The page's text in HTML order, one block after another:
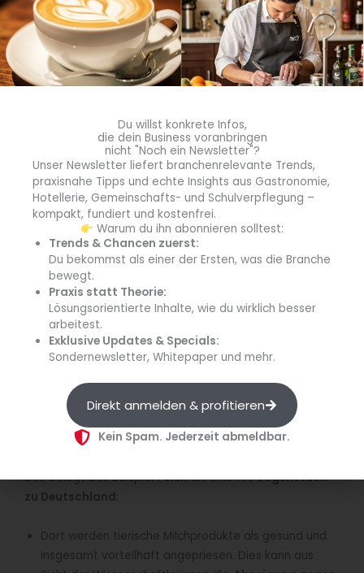
Pflanzliche Alternativen zu Molkerei-Produkten müssen
das Original nicht kopieren – sie sollten aber neben
gutem Geschmack auch angenehmes Mundgefühl und
eine variationsreiche Produktpalette besitzen, so ein
Ergebnis einer aktuellen Akzeptanz-Studie der
Universität Hohenheim. (Quelle: Universität
Hohenheim/Max Kovalenko)
Ernährungsgewohnheiten in der Kultur der verschiedenen
Das belegt das BeispielPolenals eine ArtGegenstück
zu Deutschland
Dort werden tierische Milchprodukte als gesund und
insgesamt vorteilhaft angepriesen. Dies kann aus
Du willst konkrete Infos,
die dein Business voranbringen
nicht "Noch ein Newsletter"?
Unser Newsletter liefert branchenrelevante Trends,
praxisnahe Tipps und echte Insights aus Gastronomie,
Hotellerie, Gemeinschafts- und Schulverpflegung –
kompakt, fundiert und kostenfrei.
Warum du ihn abonnieren solltest:
Trends & Chancen zuerst:
Du bekommst als einer der Ersten, was die Branche
bewegt.
Praxis statt Theorie:
Lösungsorientierte Inhalte, wie du wirklich besser
arbeitest.
Exklusive Updates & Specials:
Sondernewsletter, Whitepaper und mehr.
Direkt anmelden & profitieren
Kein Spam. Jederzeit abmeldbar.